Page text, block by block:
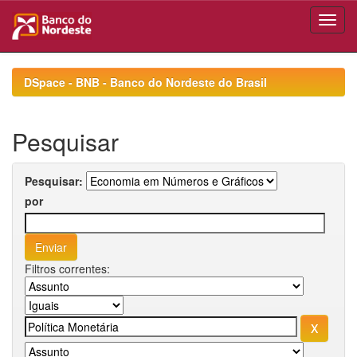
navigationDSpace - BNB - Banco do Nordeste do Brasil
Pesquisar
Pesquisar:
por
Filtros correntes: